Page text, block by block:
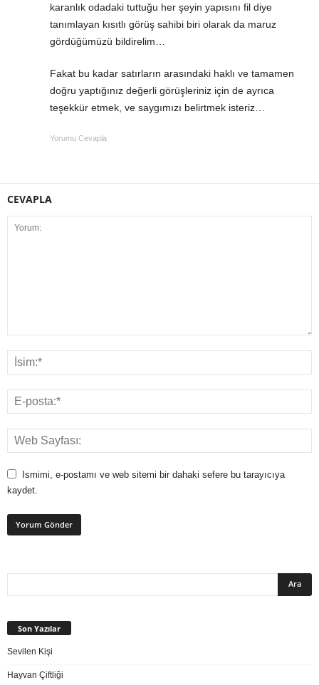
karanlık odadaki tuttuğu her şeyin yapısını fil diye
tanımlayan kısıtlı görüş sahibi biri olarak da maruz
gördüğümüzü bildirelim…
Fakat bu kadar satırların arasındaki haklı ve tamamen
doğru yaptığınız değerli görüşleriniz için de ayrıca
teşekkür etmek, ve saygımızı belirtmek isteriz…
Yorumu Cevapla
CEVAPLA
Ismimi, e-postamı ve web sitemi bir dahaki sefere bu tarayıcıya
kaydet.
Son Yazılar
Sevilen Kişi
Hayvan Çiftliği